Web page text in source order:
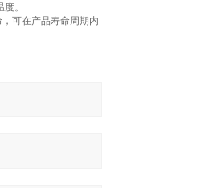
。
可在产品寿命周期内